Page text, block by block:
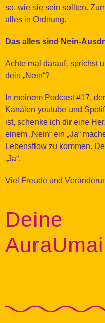
so, wie sie sein sollten.
alles in Ordnung.
Das alles sind Nein-
Achte mal darauf, sprichst
dein „Nein“?
In meinem Podcast #17,
Kanälen youtube und
ist, schenke ich dir eine
einem „Nein“ ein „Ja“
Lebensflow zu kommen.
„Ja“.
Viel Freude und
Deine
AuraUmai